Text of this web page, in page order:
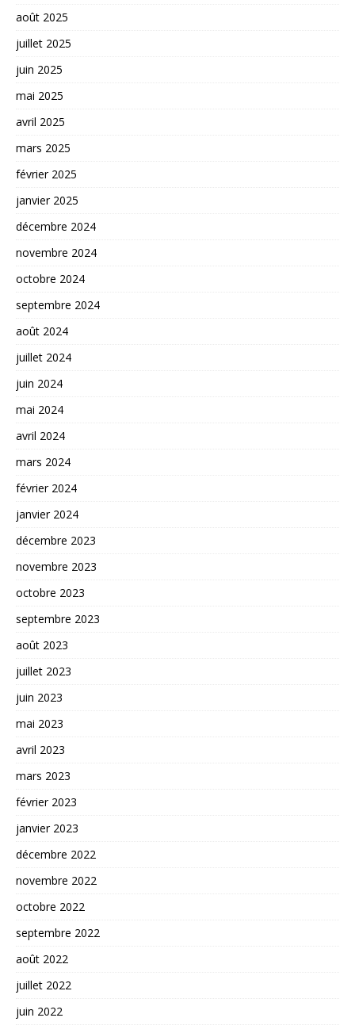
août 2025
juillet 2025
juin 2025
mai 2025
avril 2025
mars 2025
février 2025
janvier 2025
décembre 2024
novembre 2024
octobre 2024
septembre 2024
août 2024
juillet 2024
juin 2024
mai 2024
avril 2024
mars 2024
février 2024
janvier 2024
décembre 2023
novembre 2023
octobre 2023
septembre 2023
août 2023
juillet 2023
juin 2023
mai 2023
avril 2023
mars 2023
février 2023
janvier 2023
décembre 2022
novembre 2022
octobre 2022
septembre 2022
août 2022
juillet 2022
juin 2022